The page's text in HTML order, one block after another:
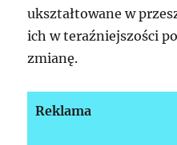
ukształtowane w
ich w teraźniejszości
zmianę.
Reklama